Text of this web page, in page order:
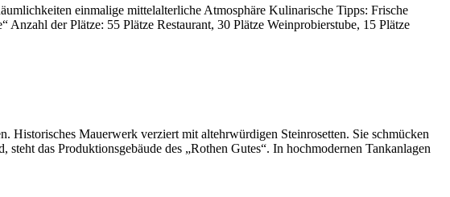
einmalige mittelalterliche Atmosphäre Kulinarische Tipps: Frische
der Plätze: 55 Plätze Restaurant, 30 Plätze Weinprobierstube, 15 Plätze
Historisches Mauerwerk verziert mit altehrwürdigen Steinrosetten. Sie schmücken
das Produktionsgebäude des „Rothen Gutes“. In hochmodernen Tankanlagen